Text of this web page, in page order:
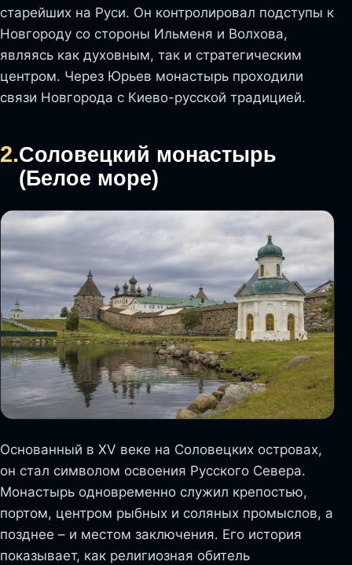
старейших на Руси. Он контролировал подступы к
Новгороду со стороны Ильменя и Волхова,
являясь как духовным, так и стратегическим
центром. Через Юрьев монастырь проходили
связи Новгорода с Киево-русской традицией.
2.Соловецкий монастырь
(Белое море)
Основанный в XV веке на Соловецких островах,
он стал символом освоения Русского Севера.
Монастырь одновременно служил крепостью,
портом, центром рыбных и соляных промыслов, а
позднее – и местом заключения. Его история
показывает, как религиозная обитель